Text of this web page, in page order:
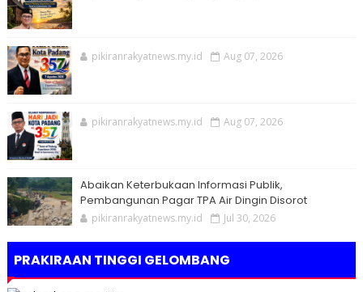
pikiranrakyatnews.my.id Aug 07, 2026
pikiranrakyatnews.my.id Aug 07, 2026
Abaikan Keterbukaan Informasi Publik,
Pembangunan Pagar TPA Air Dingin Disorot
pikiranrakyatnews.my.id Jul 30, 2026
PRAKIRAAN TINGGI GELOMBANG